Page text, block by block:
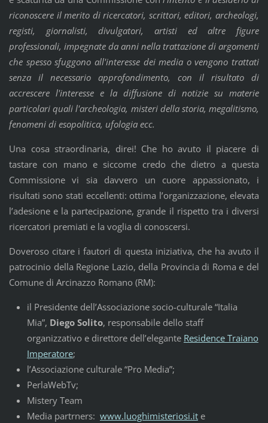
riconoscere il merito di ricercatori, scrittori, editori, archeologi,
registi, giornalisti, divulgatori, artisti ed altre figure
professionali, impegnate da anni nella trattazione di argomenti
che spesso sfuggono all'interesse dei media o vengono trattati
senza il necessario approfondimento, con il risultato di
accrescere l'interesse e la diffusione di notizie su materie
particolari quali l'archeologia, misteri della storia, megalitismo,
fenomeni di esopolitica, ufologia ecc.
Una cosa straordinaria, direi! Che ho avuto il piacere di
tastare con mano e siccome credo che dietro a questa
Commissione vi sia davvero un cuore appassionato, i
risultati sono stati eccellenti: ottima l’organizzazione, elevata
l’adesione e la partecipazione, grande il rispetto tra i diversi
ricercatori premiati e la voglia di conoscersi.
Doveroso citare i fautori di questa iniziativa, che ha avuto il
patrocinio della Regione Lazio, della Provincia di Roma e del
Comune di Arcinazzo Romano (RM):
il Presidente dell’Associazione socio-culturale “Italia
Mia”, Diego Solito, responsabile dello staff
organizzativo e direttore dell’elegante Residence Traiano
Imperatore;
l’Associazione culturale “Pro Media”;
PerlaWebTv;
Mistery Team
Media partrners: www.luoghimisteriosi.ite